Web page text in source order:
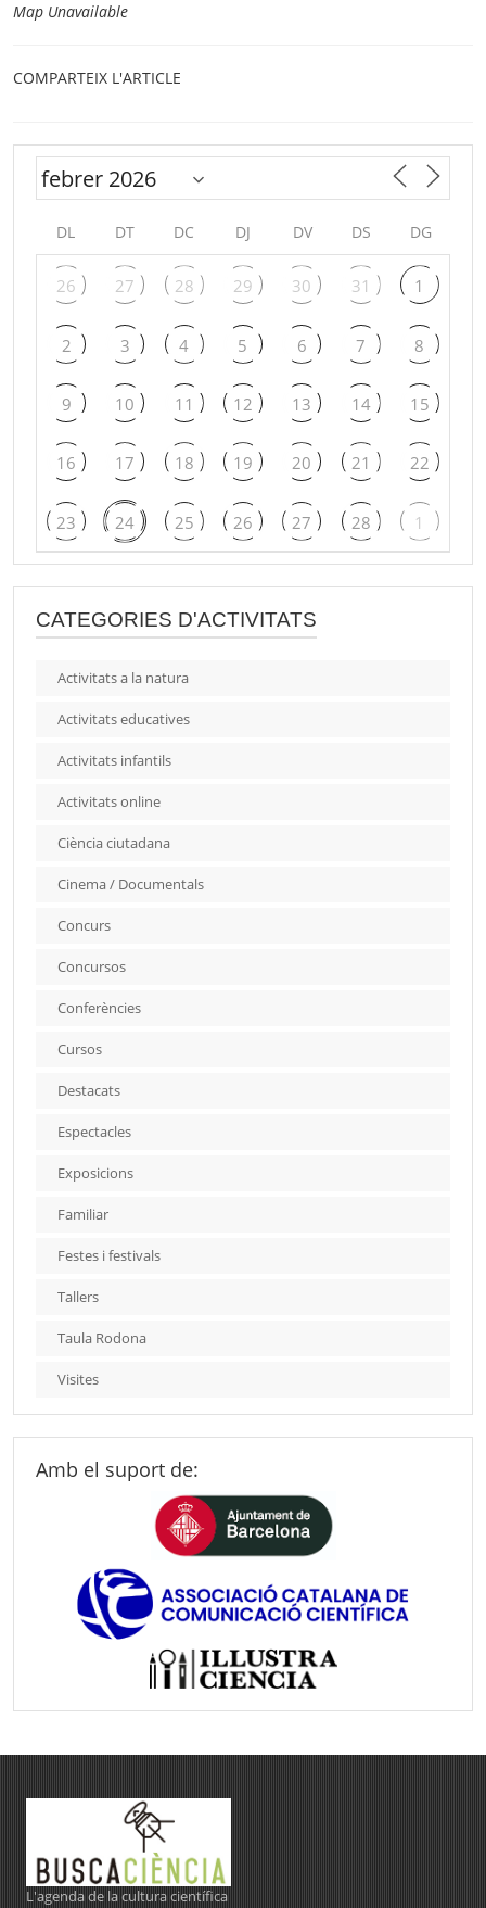
Map Unavailable
COMPARTEIX L'ARTICLE
DL DT DC DJ DV DS DG
26 27 28 29 30 31 1
2 3 4 5 6 7 8
9 10 11 12 13 14 15
16 17 18 19 20 21 22
23 24 25 26 27 28 1
CATEGORIES D'ACTIVITATS
Activitats a la natura
Activitats educatives
Activitats infantils
Activitats online
Ciència ciutadana
Cinema / Documentals
Concurs
Concursos
Conferències
Cursos
Destacats
Espectacles
Exposicions
Familiar
Festes i festivals
Tallers
Taula Rodona
Visites
Amb el suport de:
L'agenda de la cultura científica